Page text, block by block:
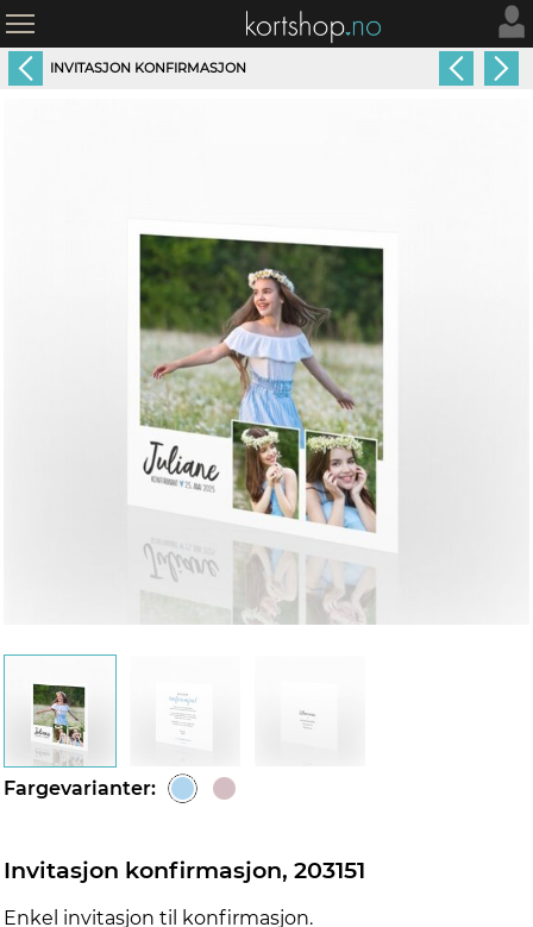
INVITASJON KONFIRMASJON
Fargevarianter:
Invitasjon konfirmasjon, 203151
Enkel invitasjon til konfirmasjon.